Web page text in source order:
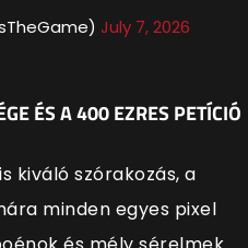
July 7, 2026
ÉS A 400 EZRES PETÍCIÓ
kiváló szórakozás, a
minden egyes pixel